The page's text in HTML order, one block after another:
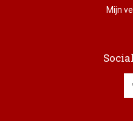
Mijn